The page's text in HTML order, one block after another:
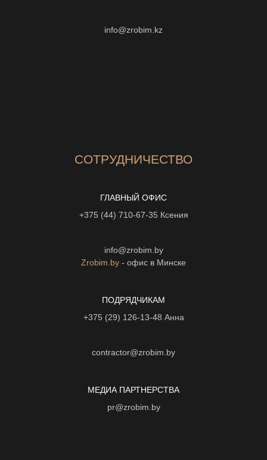
info@zrobim.kz
СОТРУДНИЧЕСТВО
ГЛАВНЫЙ ОФИС
+375 (44) 710-67-35 Ксения
info@zrobim.by
Zrobim.by - офис в Минске
ПОДРЯДЧИКАМ
+375 (29) 126-13-48 Анна
contractor@zrobim.by
МЕДИА ПАРТНЕРСТВА
pr@zrobim.by